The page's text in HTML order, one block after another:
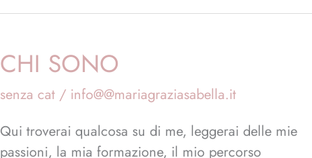
CHI SONO
senza cat / info@@mariagraziasabella.it
Qui troverai qualcosa su di me, leggerai delle mie
passioni, la mia formazione, il mio percorso
CHI
SONO